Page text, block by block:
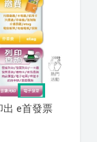
出 e首發票